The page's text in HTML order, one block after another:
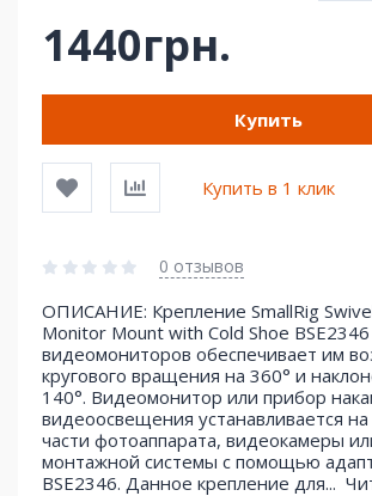
1440грн.
Купить
Купить в 1 клик
0 отзывов
ОПИСАНИЕ: Крепление SmallRig
Monitor Mount with Cold Shoe
видеомониторов обеспечивает им
кругового вращения на 360° и
140°. Видеомонитор или прибор
видеоосвещения устанавливается
части фотоаппарата, видеокамеры
монтажной системы с помощью
BSE2346. Данное крепление для...